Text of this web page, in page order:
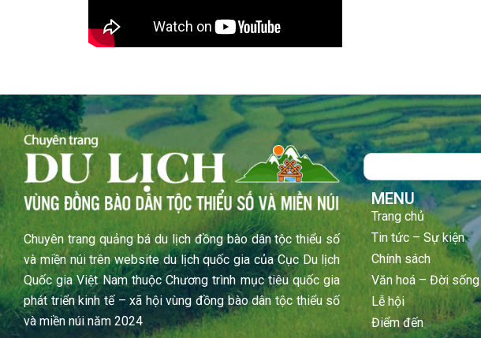
Chuyên trang quảng bá du lịch đồng bào dân tộc thiểu số
và miền núi trên website du lịch quốc gia của Cục Du lịch
Quốc gia Việt Nam thuộc Chương trình mục tiêu quốc gia
phát triển kinh tế – xã hội vùng đồng bào dân tộc thiểu số
và miền núi năm 2024
Search
MENU
Trang chủ
Tin tức – Sự kiện
Chính sách
Văn hoá – Đời sống
Lễ hội
Điểm đến